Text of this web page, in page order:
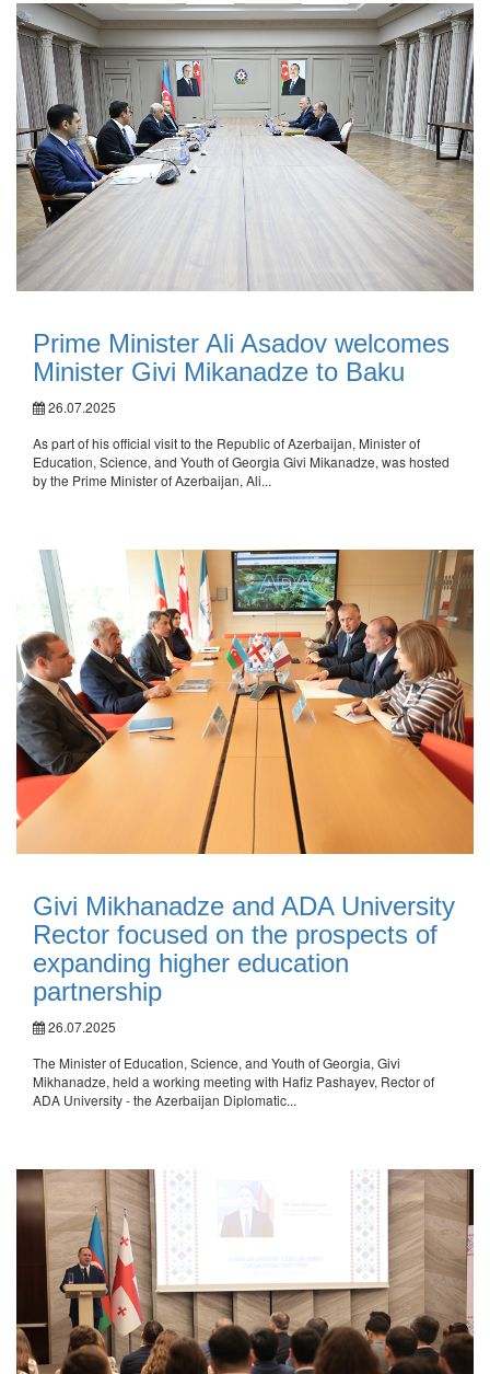
Prime Minister Ali Asadov welcomes
Minister Givi Mikanadze to Baku
26.07.2025
As part of his official visit to the Republic of Azerbaijan, Minister of
Education, Science, and Youth of Georgia Givi Mikanadze, was hosted
by the Prime Minister of Azerbaijan, Ali...
Givi Mikhanadze and ADA University
Rector focused on the prospects of
expanding higher education
partnership
26.07.2025
The Minister of Education, Science, and Youth of Georgia, Givi
Mikhanadze, held a working meeting with Hafiz Pashayev, Rector of
ADA University - the Azerbaijan Diplomatic...